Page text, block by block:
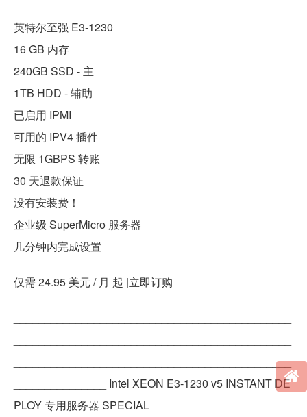
英特尔至强 E3-1230
16 GB 内存
240GB SSD - 主
1TB HDD - 辅助
已启用 IPMI
可用的 IPV4 插件
无限 1GBPS 转账
30 天退款保证
没有安装费！
企业级 SuperMicro 服务器
几分钟内完成设置
仅需 24.95 美元 / 月 起 |立即订购
_____________________________________________
_______________ Intel XEON E3-1230 v5 INSTANT DE
PLOY 专用服务器 SPECIAL